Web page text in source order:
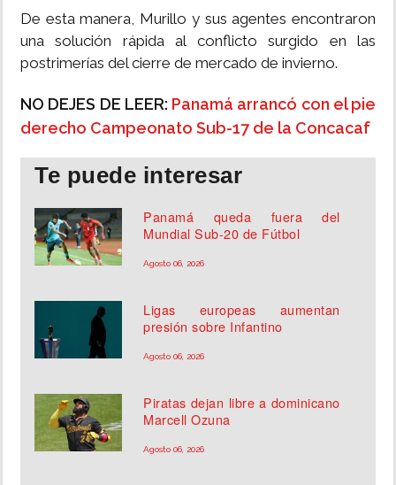
De esta manera, Murillo y sus agentes encontraron
una solución rápida al conflicto surgido en las
postrimerías del cierre de mercado de invierno.
NO DEJES DE LEER: Panamá arrancó con el pie
derecho Campeonato Sub-17 de la Concacaf
Te puede interesar
Panamá queda fuera del
Mundial Sub-20 de Fútbol
Agosto 06, 2026
Ligas europeas aumentan
presión sobre Infantino
Agosto 06, 2026
Piratas dejan libre a dominicano
Marcell Ozuna
Agosto 06, 2026